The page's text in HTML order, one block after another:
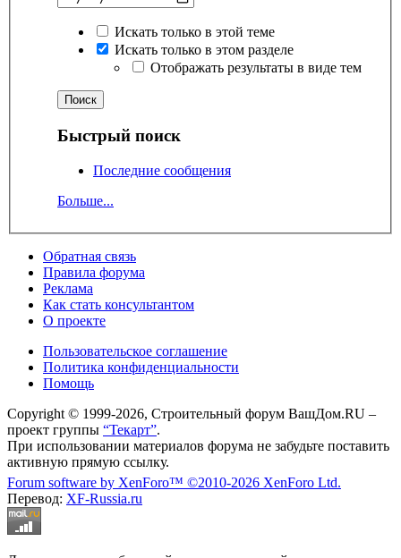
Искать только в этой теме
Искать только в этом разделе
Отображать результаты в виде тем
Быстрый поиск
Последние сообщения
Больше...
Обратная связь
Правила форума
Реклама
Как стать консультантом
О проекте
Пользовательское соглашение
Политика конфиденциальности
Помощь
Copyright © 1999-2026, Строительный форум ВашДом.RU –
проект группы “Текарт”.
При использовании материалов форума не забудьте поставить
активную прямую ссылку.
Forum software by XenForo™ ©2010-2026 XenForo Ltd.
Перевод: XF-Russia.ru